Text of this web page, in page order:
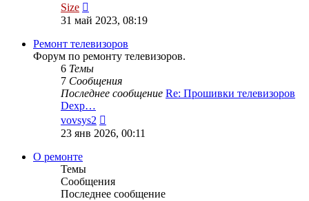
Size
к
сообщению
31 май 2023, 08:19
Ремонт телевизоров
Форум по ремонту телевизоров.
6 Темы
7 Сообщения
Последнее сообщение Re: Прошивки телевизоров
Dexp…
vovsys2
к
23 янв 2026, 00:11
О ремонте
Темы
Сообщения
Последнее сообщение